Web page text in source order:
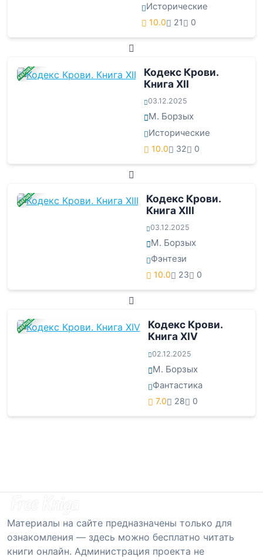
Исторические
10.0 21 0
ЗАВЕРШЕНА
Кодекс Крови.
Книга ХII
03.12.2025
М. Борзых
Исторические
10.0 32 0
ЗАВЕРШЕНА
Кодекс Крови.
Книга ХIII
03.12.2025
М. Борзых
Фэнтези
10.0 23 0
ЗАВЕРШЕНА
Кодекс Крови.
Книга ХIV
02.12.2025
М. Борзых
Фантастика
7.0 28 0
Материалы на сайте предназначены только для
ознакомления — здесь можно бесплатно читать
книги онлайн. Администрация проекта не